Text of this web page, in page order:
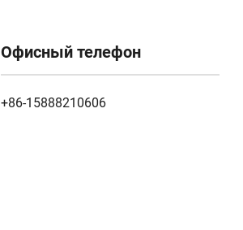
Офисный телефон
+86-15888210606